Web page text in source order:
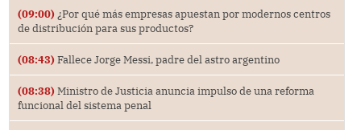
(09:00) ¿Por qué más empresas apuestan por modernos centros
de distribución para sus productos?
(08:43) Fallece Jorge Messi, padre del astro argentino
(08:38) Ministro de Justicia anuncia impulso de una reforma
funcional del sistema penal